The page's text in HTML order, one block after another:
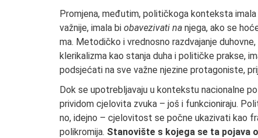
Promjena, međutim, političkoga konteksta
važnije, imala bi oba­vezivati na njega, ako se
ma. Metodičko i vrednosno razdvajanje
klerikalizma kao stanja duha i političke prakse,
podsje­ćati na sve važne njezine protagoniste,
Dok se upotrebljavaju u kontekstu naci­onalne
prividom cjelovita zvu­ka – još i funkcioniraju.
no, idejno – cjelovitost se počne ukazivati kao
polikromija. Stanovište s kojega se ta pojava